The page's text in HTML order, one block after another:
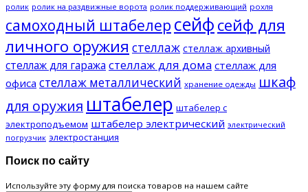
ролик ролик на раздвижные ворота ролик поддерживающий рохля
самоходный штабелер сейфсейф для
личного оружия стеллаж стеллаж архивный
стеллаж для гаража стеллаж для дома стеллаж для
офиса стеллаж металлический хранение одежды шкаф
для оружия штабелер штабелер с
электроподъемом штабелер электрический электрический
погрузчик электростанция
Поиск по сайту
Используйте эту форму для поиска товаров на нашем сайте